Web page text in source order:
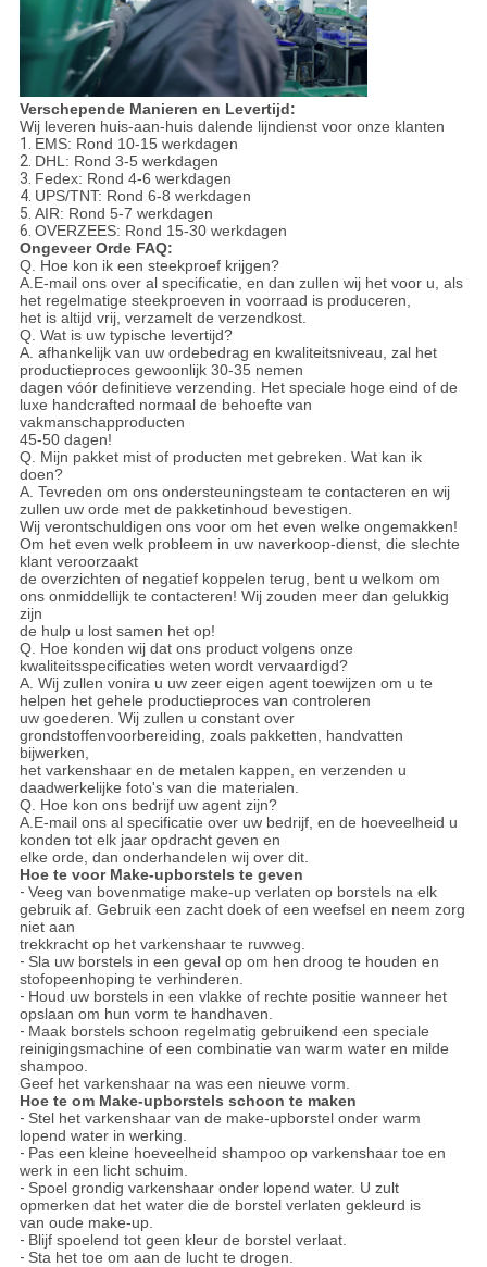
Verschepende Manieren en Levertijd:
Wij leveren huis-aan-huis dalende lijndienst voor onze klanten
1. EMS: Rond 10-15 werkdagen
2. DHL: Rond 3-5 werkdagen
3. Fedex: Rond 4-6 werkdagen
4. UPS/TNT: Rond 6-8 werkdagen
5. AIR: Rond 5-7 werkdagen
6. OVERZEES: Rond 15-30 werkdagen
Ongeveer Orde FAQ:
Q. Hoe kon ik een steekproef krijgen?
A.E-mail ons over al specificatie, en dan zullen wij het voor u, als
het regelmatige steekproeven in voorraad is produceren,
het is altijd vrij, verzamelt de verzendkost.
Q. Wat is uw typische levertijd?
A. afhankelijk van uw ordebedrag en kwaliteitsniveau, zal het
productieproces gewoonlijk 30-35 nemen
dagen vóór definitieve verzending. Het speciale hoge eind of de
luxe handcrafted normaal de behoefte van
vakmanschapproducten
45-50 dagen!
Q. Mijn pakket mist of producten met gebreken. Wat kan ik
doen?
A. Tevreden om ons ondersteuningsteam te contacteren en wij
zullen uw orde met de pakketinhoud bevestigen.
Wij verontschuldigen ons voor om het even welke ongemakken!
Om het even welk probleem in uw naverkoop-dienst, die slechte
klant veroorzaakt
de overzichten of negatief koppelen terug, bent u welkom om
ons onmiddellijk te contacteren! Wij zouden meer dan gelukkig
zijn
de hulp u lost samen het op!
Q. Hoe konden wij dat ons product volgens onze
kwaliteitsspecificaties weten wordt vervaardigd?
A. Wij zullen vonira u uw zeer eigen agent toewijzen om u te
helpen het gehele productieproces van controleren
uw goederen. Wij zullen u constant over
grondstoffenvoorbereiding, zoals pakketten, handvatten
bijwerken,
het varkenshaar en de metalen kappen, en verzenden u
daadwerkelijke foto's van die materialen.
Q. Hoe kon ons bedrijf uw agent zijn?
A.E-mail ons al specificatie over uw bedrijf, en de hoeveelheid u
konden tot elk jaar opdracht geven en
elke orde, dan onderhandelen wij over dit.
Hoe te voor Make-upborstels te geven
- Veeg van bovenmatige make-up verlaten op borstels na elk
gebruik af. Gebruik een zacht doek of een weefsel en neem zorg
niet aan
trekkracht op het varkenshaar te ruwweg.
- Sla uw borstels in een geval op om hen droog te houden en
stofopeenhoping te verhinderen.
- Houd uw borstels in een vlakke of rechte positie wanneer het
opslaan om hun vorm te handhaven.
- Maak borstels schoon regelmatig gebruikend een speciale
reinigingsmachine of een combinatie van warm water en milde
shampoo.
Geef het varkenshaar na was een nieuwe vorm.
Hoe te om Make-upborstels schoon te maken
- Stel het varkenshaar van de make-upborstel onder warm
lopend water in werking.
- Pas een kleine hoeveelheid shampoo op varkenshaar toe en
werk in een licht schuim.
- Spoel grondig varkenshaar onder lopend water. U zult
opmerken dat het water die de borstel verlaten gekleurd is
van oude make-up.
- Blijf spoelend tot geen kleur de borstel verlaat.
- Sta het toe om aan de lucht te drogen.